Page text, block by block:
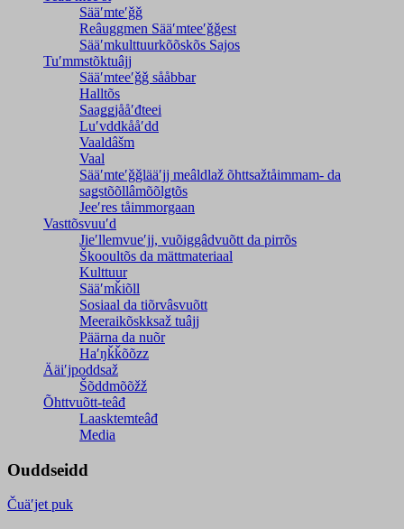
Sääʹmteʹǧǧ
Reâuggmen Sääʹmteeʹǧǧest
Sääʹmkulttuurkõõskõs Sajos
Tuʹmmstõktuâjj
Sääʹmteeʹǧǧ sååbbar
Halltõs
Saaǥǥjååʹđteei
Luʹvddkååʹdd
Vaaldâšm
Vaal
Sääʹmteʹǧǧlääʹjj meâldlaž õhttsažtåimmam- da
saǥstõõllâmõõlǥtõs
Jeeʹres tåimmorgaan
Vasttõsvuuʹd
Jieʹllemvueʹjj, vuõiggâdvuõtt da pirrõs
Škooultõs da mättmateriaal
Kulttuur
Sääʹmǩiõll
Sosiaal da tiõrvâsvuõtt
Meeraikõskksaž tuâjj
Päärna da nuõr
Haʹŋǩǩõõzz
Ääiʹjpoddsaž
Šõddmõõžž
Õhttvuõtt-teâđ
Laasktemteâđ
Media
Ouddseidd
Čuäʹjet puk